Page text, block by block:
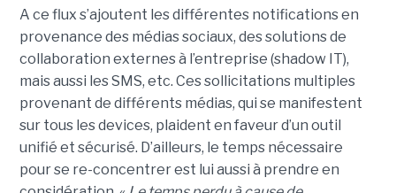
A ce flux s’ajoutent les différentes notifications en
provenance des médias sociaux, des solutions de
collaboration externes à l’entreprise (shadow IT),
mais aussi les SMS, etc. Ces sollicitations multiples
provenant de différents médias, qui se manifestent
sur tous les devices, plaident en faveur d’un outil
unifié et sécurisé. D’ailleurs, le temps nécessaire
pour se re-concentrer est lui aussi à prendre en